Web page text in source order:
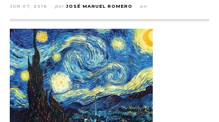
JUN 07, 2016 por JOSÉ MANUEL ROMERO en